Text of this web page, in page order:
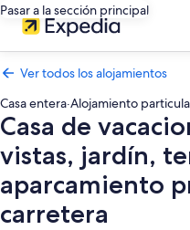
Pasar a la sección principal
Ver todos los alojamientos
Casa entera·Alojamiento
Casa de
vistas, jardín,
aparcamiento
carretera